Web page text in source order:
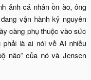
ảnh cá nhân ồn ào, ông
vận hành kỷ nguyên
càng phụ thuộc vào sức
là ai nói về AI nhiều
não” của nó và Jensen